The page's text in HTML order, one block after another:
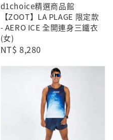
d1choice精選商品館
【ZOOT】LA PLAGE 限定款
- AERO ICE 全開連身三鐵衣
(女)
Regular
NT$ 8,280